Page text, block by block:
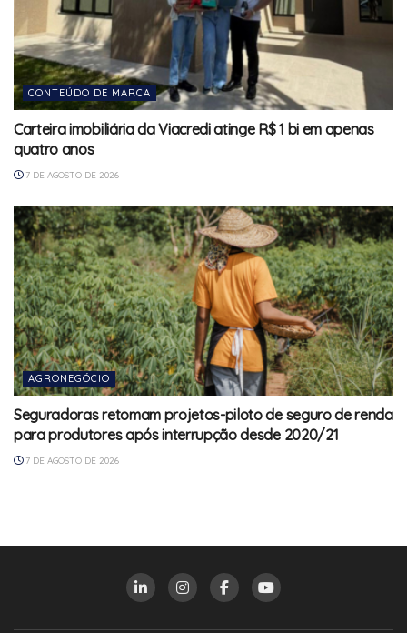
CONTEÚDO DE MARCA
Carteira imobiliária da Viacredi atinge R$ 1 bi em apenas
quatro anos
7 DE AGOSTO DE 2026
AGRONEGÓCIO
Seguradoras retomam projetos-piloto de seguro de renda
para produtores após interrupção desde 2020/21
7 DE AGOSTO DE 2026